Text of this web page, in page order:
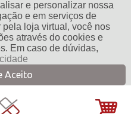
e personalizar nossa
e em serviços de
loja virtual, você nos
através do cookies e
Em caso de dúvidas,
Aceito